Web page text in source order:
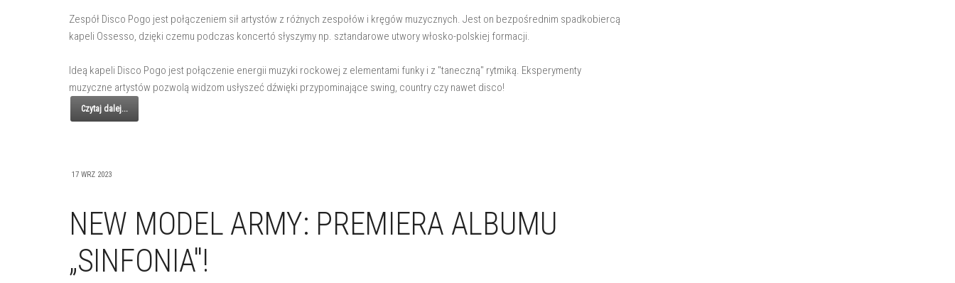
Zespół Disco Pogo jest połączeniem sił artystów z różnych zespołów i kręgów muzycznych. Jest on bezpośrednim spadkobiercą
kapeli Ossesso, dzięki czemu podczas koncertó słyszymy np. sztandarowe utwory włosko-polskiej formacji.
Ideą kapeli Disco Pogo jest połączenie energii muzyki rockowej z elementami funky i z "taneczną" rytmiką. Eksperymenty
muzyczne artystów pozwolą widzom usłyszeć dźwięki przypominające swing, country czy nawet disco!
Czytaj dalej...
17 WRZ 2023
NEW MODEL ARMY: PREMIERA ALBUMU
„SINFONIA"!